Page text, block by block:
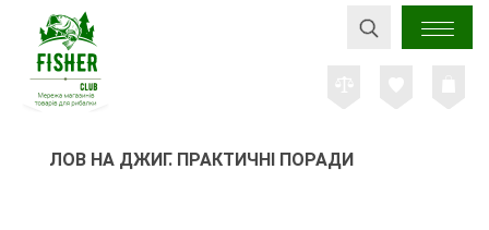
ЛОВ НА ДЖИГ. ПРАКТИЧНІ ПОРАДИ